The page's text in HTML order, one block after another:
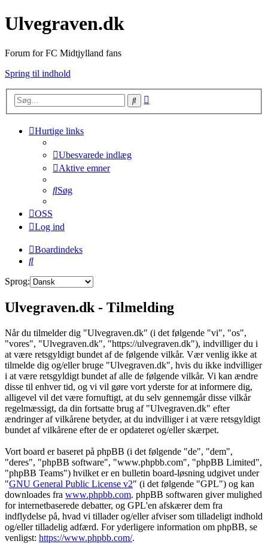
Ulvegraven.dk
Forum for FC Midtjylland fans
Spring til indhold
Søg
Hurtige links
Ubesvarede indlæg
Aktive emner
Søg
OSS
Log ind
Boardindeks
Søg
Sprog:
Ulvegraven.dk - Tilmelding
Når du tilmelder dig "Ulvegraven.dk" (i det følgende "vi", "os",
"vores", "Ulvegraven.dk", "https://ulvegraven.dk"), indvilliger du i
at være retsgyldigt bundet af de følgende vilkår. Vær venlig ikke at
tilmelde dig og/eller bruge "Ulvegraven.dk", hvis du ikke indvilliger
i at være retsgyldigt bundet af alle de følgende vilkår. Vi kan ændre
disse til enhver tid, og vi vil gøre vort yderste for at informere dig,
alligevel vil det være fornuftigt, at du selv gennemgår disse vilkår
regelmæssigt, da din fortsatte brug af "Ulvegraven.dk" efter
ændringer af vilkårene betyder, at du indvilliger i at være retsgyldigt
bundet af vilkårene efter de er opdateret og/eller skærpet.
Vort board er baseret på phpBB (i det følgende "de", "dem",
"deres", "phpBB software", "www.phpbb.com", "phpBB Limited",
"phpBB Teams") hvilket er en bulletin board-løsning udgivet under
"GNU General Public License v2" (i det følgende "GPL") og kan
downloades fra www.phpbb.com. phpBB softwaren giver mulighed
for internetbaserede debatter, og GPL'en afskærer dem fra
indflydelse på, hvad vi tillader og/eller afviser som tilladeligt indhold
og/eller tilladelig adfærd. For yderligere information om phpBB, se
venligst: https://www.phpbb.com/.